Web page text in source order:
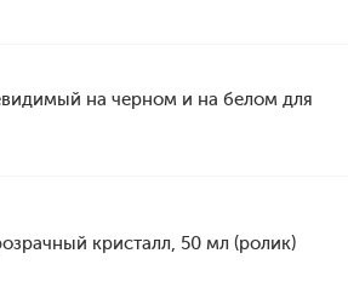
на черном и на белом для
кристалл, 50 мл (ролик)